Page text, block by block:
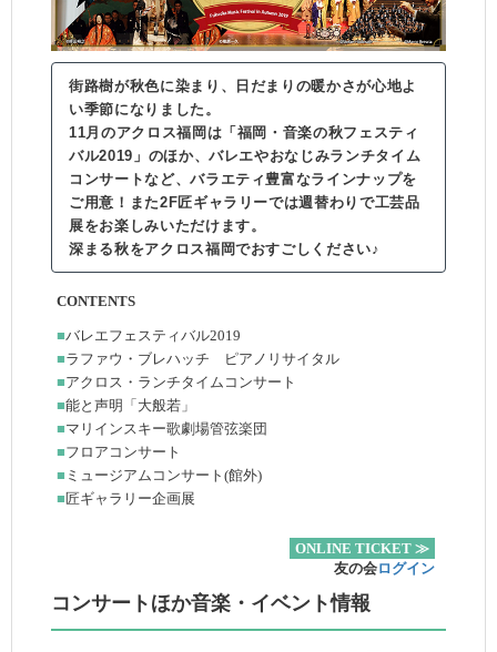
街路樹が秋色に染まり、日だまりの暖かさが心地よ
い季節になりました。
11月のアクロス福岡は「福岡・音楽の秋フェスティ
バル2019」のほか、バレエやおなじみランチタイム
コンサートなど、バラエティ豊富なラインナップを
ご用意！また2F匠ギャラリーでは週替わりで工芸品
展をお楽しみいただけます。
深まる秋をアクロス福岡でおすごしください♪
CONTENTS
■バレエフェスティバル2019
■ラファウ・ブレハッチ ピアノリサイタル
■アクロス・ランチタイムコンサート
■能と声明「大般若」
■マリインスキー歌劇場管弦楽団
■フロアコンサート
■ ミュージアムコンサート(館外)
■匠ギャラリー企画展
ONLINE TICKET ≫
友の会ログイン
コンサートほか音楽・イベント情報